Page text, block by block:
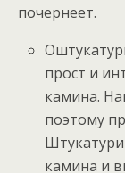
почернеет.
прост и
камина.
поэтому
камина и